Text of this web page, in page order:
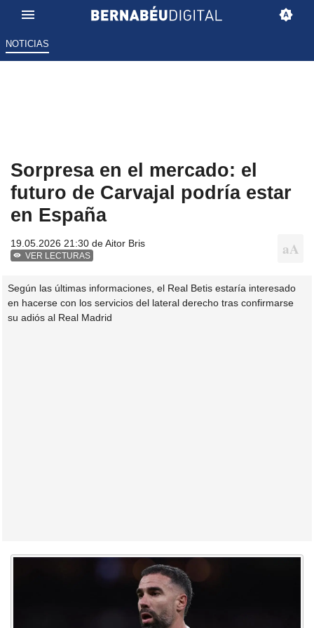
NOTICIAS
Sorpresa en el mercado: el
futuro de Carvajal podría estar
en España
19.05.2026 21:30 deAitor Bris
VER LECTURAS
Según las últimas informaciones, el Real Betis estaría interesado
en hacerse con los servicios del lateral derecho tras confirmarse
su adiós al Real Madrid